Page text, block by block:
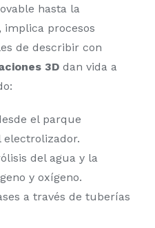
hasta la
implica procesos
de describir con
3D dan vida a
el parque
electrolizador.
del agua y la
y oxígeno.
a través de tuberías